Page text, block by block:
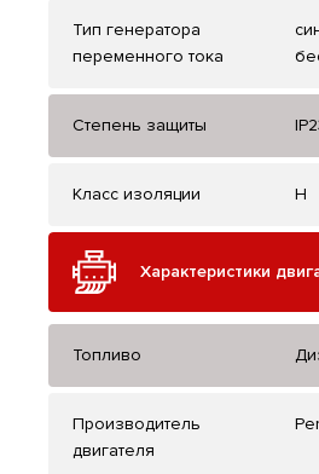
Тип генератора
переменного тока
Степень защиты
Класс изоляции H
Характеристики
Топливо
Производитель
двигателя